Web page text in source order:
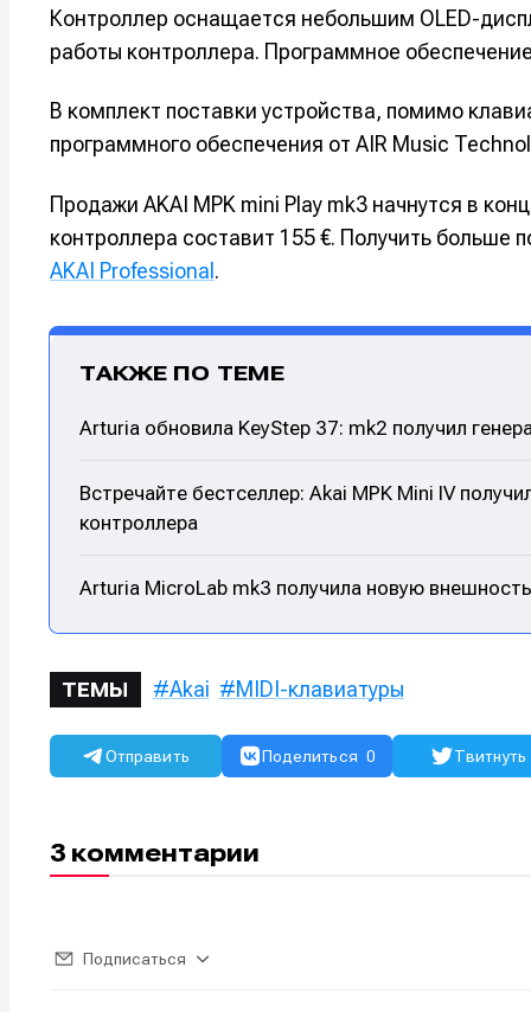
Нажимая на
обработки
Нажимая на
обработки
Нажимая на
обработки
О проекте
Нажимая на
обработки
О проекте
Контроллер оснащается небольшим OLED-
работы контроллера. Программное
В комплект поставки устройства, помимо
программного обеспечения от AIR Music
Продажи AKAI MPK mini Play mk3 начнутся в
контроллера составит 155 €. Получить больше
AKAI Professional.
ТАКЖЕ ПО ТЕМЕ
Arturia обновила KeyStep 37: mk2 получил
Встречайте бестселлер: Akai MPK Mini IV
контроллера
Arturia MicroLab mk3 получила новую
ТЕМЫ Akai MIDI-клавиатуры
Отправить Поделиться 0 Твитнуть
3 комментарии
Подписаться